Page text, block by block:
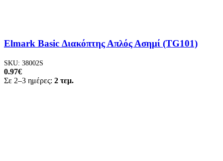
Elmark Basic Διακόπτης Απλός Ασημί (TG101)
SKU: 38002S
0.97€
Σε 2–3 ημέρες: 2 τεμ.